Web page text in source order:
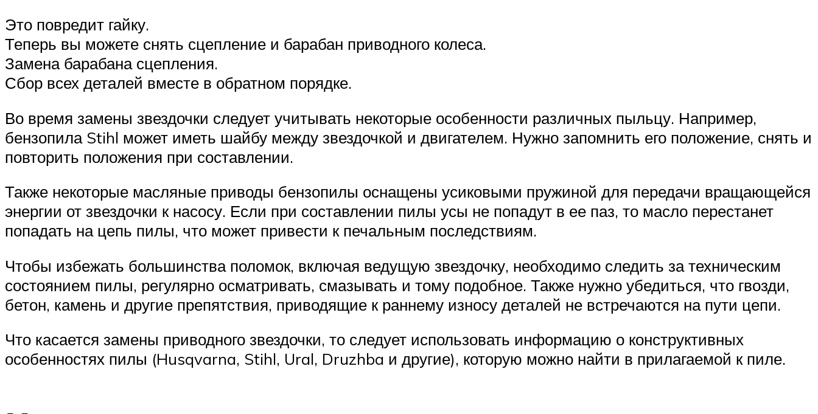
Это повредит гайку.
Теперь вы можете снять сцепление и барабан приводного колеса.
Замена барабана сцепления.
Сбор всех деталей вместе в обратном порядке.
Во время замены звездочки следует учитывать некоторые особенности различных пыльцу. Например,
бензопила Stihl может иметь шайбу между звездочкой и двигателем. Нужно запомнить его положение, снять и
повторить положения при составлении.
Также некоторые масляные приводы бензопилы оснащены усиковыми пружиной для передачи вращающейся
энергии от звездочки к насосу. Если при составлении пилы усы не попадут в ее паз, то масло перестанет
попадать на цепь пилы, что может привести к печальным последствиям.
Чтобы избежать большинства поломок, включая ведущую звездочку, необходимо следить за техническим
состоянием пилы, регулярно осматривать, смазывать и тому подобное. Также нужно убедиться, что гвозди,
бетон, камень и другие препятствия, приводящие к раннему износу деталей не встречаются на пути цепи.
Что касается замены приводного звездочки, то следует использовать информацию о конструктивных
особенностях пилы (Husqvarna, Stihl, Ural, Druzhba и другие), которую можно найти в прилагаемой к пиле.